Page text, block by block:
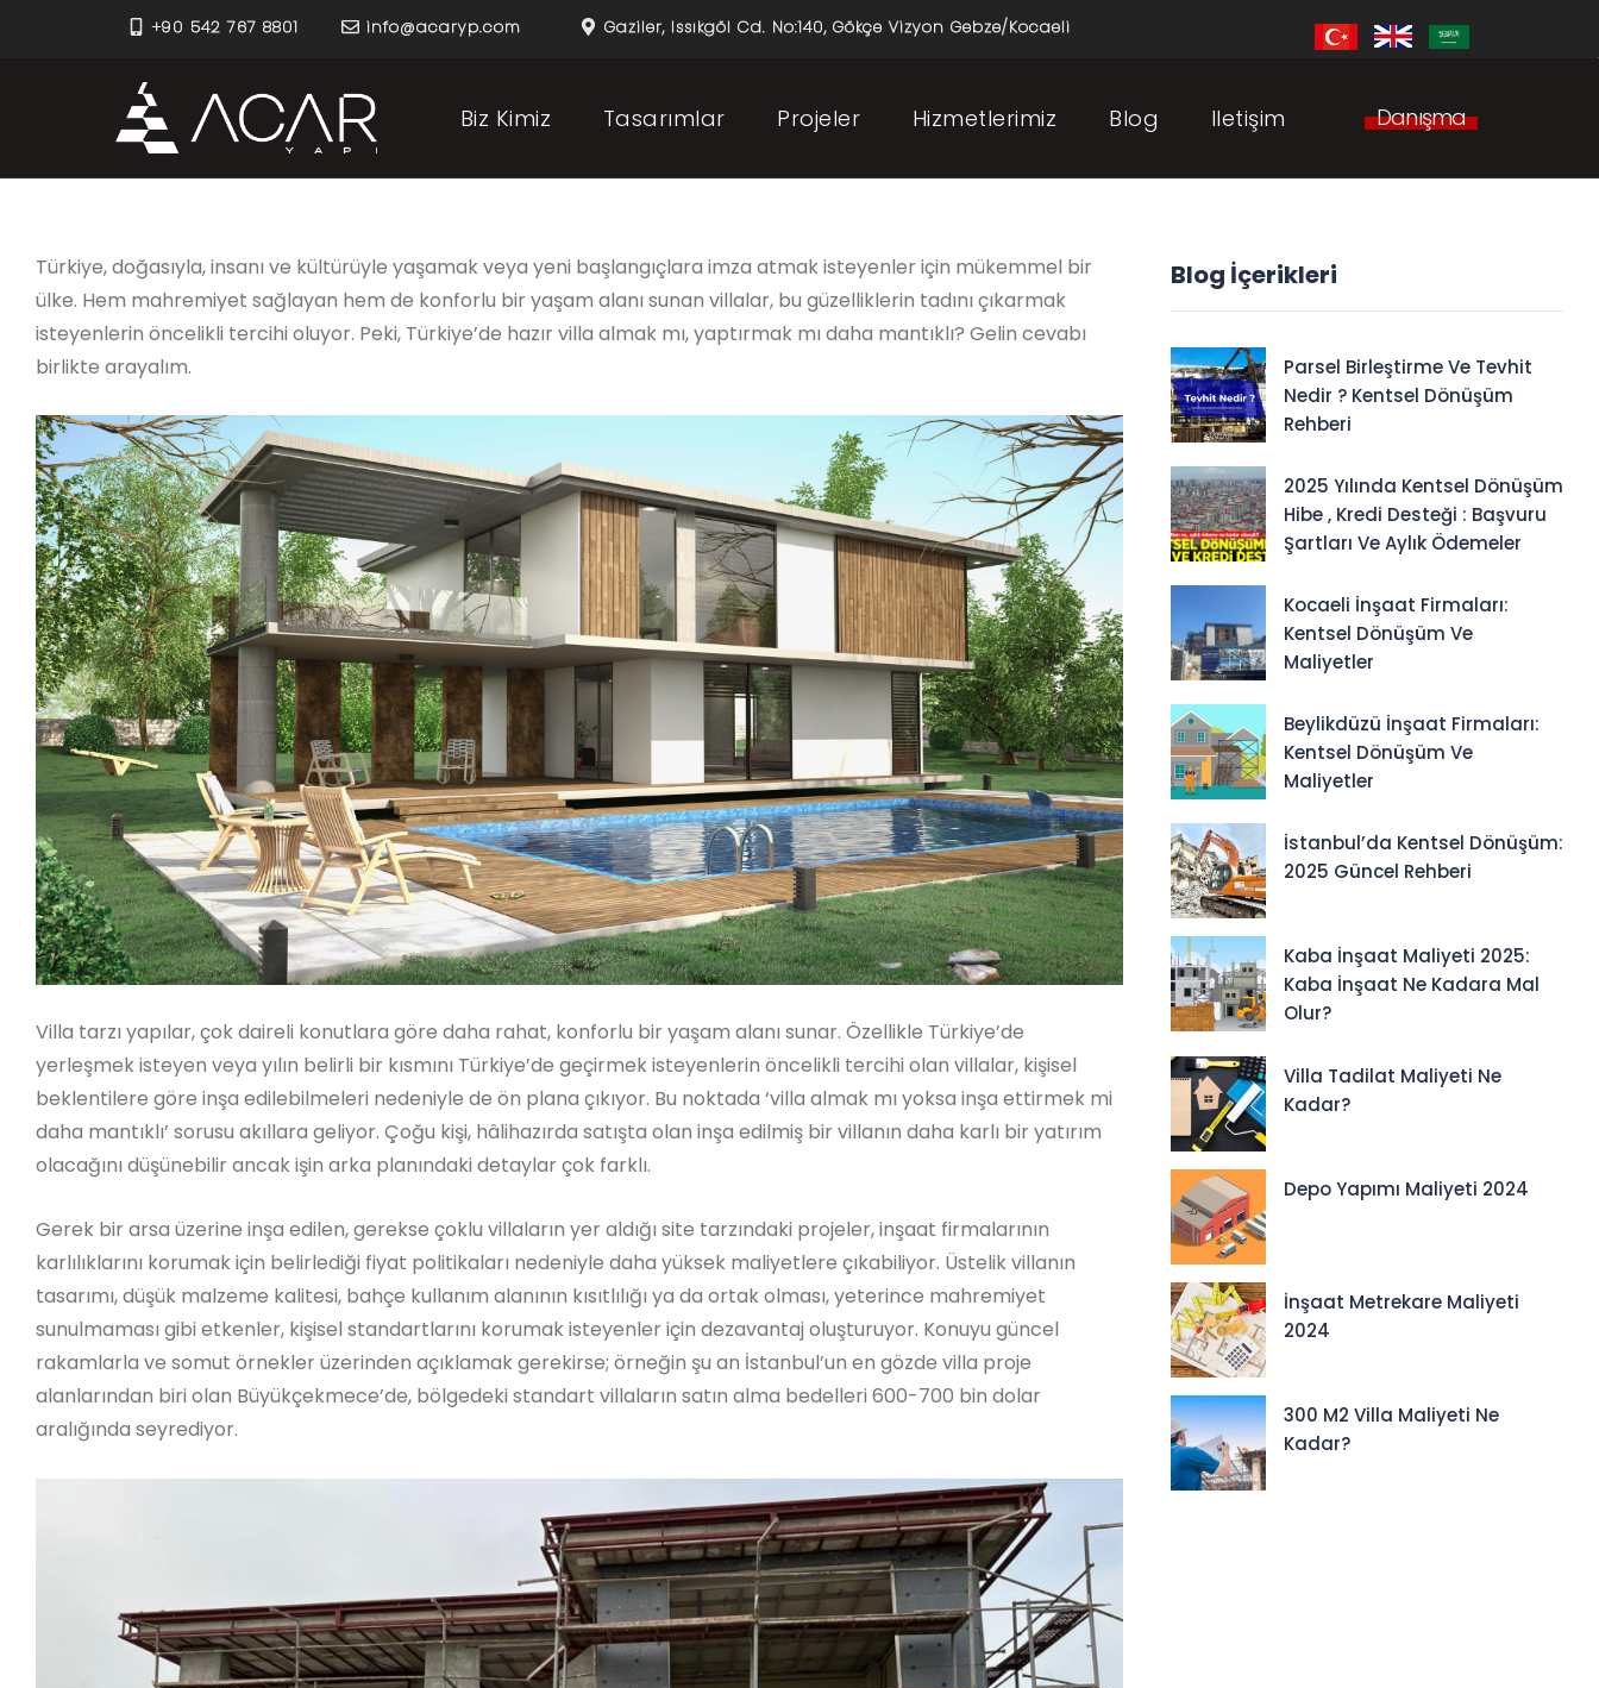
+90 542 767 8801 info@acaryp.com Gaziler, Issıkgöl Cd. No:140, Gökçe Vizyon Gebze/Kocaeli
Biz Kimiz Tasarımlar Projeler Hizmetlerimiz Blog Iletişim Danışma
Türkiye, doğasıyla, insanı ve kültürüyle yaşamak veya yeni başlangıçlara imza atmak isteyenler için mükemmel bir
ülke. Hem mahremiyet sağlayan hem de konforlu bir yaşam alanı sunan villalar, bu güzelliklerin tadını çıkarmak
isteyenlerin öncelikli tercihi oluyor. Peki, Türkiye’de hazır villa almak mı, yaptırmak mı daha mantıklı? Gelin cevabı
birlikte arayalım.
Villa tarzı yapılar, çok daireli konutlara göre daha rahat, konforlu bir yaşam alanı sunar. Özellikle Türkiye’de
yerleşmek isteyen veya yılın belirli bir kısmını Türkiye’de geçirmek isteyenlerin öncelikli tercihi olan villalar, kişisel
beklentilere göre inşa edilebilmeleri nedeniyle de ön plana çıkıyor. Bu noktada ‘villa almak mı yoksa inşa ettirmek mi
daha mantıklı’ sorusu akıllara geliyor. Çoğu kişi, hâlihazırda satışta olan inşa edilmiş bir villanın daha karlı bir yatırım
olacağını düşünebilir ancak işin arka planındaki detaylar çok farklı.
Gerek bir arsa üzerine inşa edilen, gerekse çoklu villaların yer aldığı site tarzındaki projeler, inşaat firmalarının
karlılıklarını korumak için belirlediği fiyat politikaları nedeniyle daha yüksek maliyetlere çıkabiliyor. Üstelik villanın
tasarımı, düşük malzeme kalitesi, bahçe kullanım alanının kısıtlılığı ya da ortak olması, yeterince mahremiyet
sunulmaması gibi etkenler, kişisel standartlarını korumak isteyenler için dezavantaj oluşturuyor. Konuyu güncel
rakamlarla ve somut örnekler üzerinden açıklamak gerekirse; örneğin şu an İstanbul’un en gözde villa proje
alanlarından biri olan Büyükçekmece’de, bölgedeki standart villaların satın alma bedelleri 600-700 bin dolar
aralığında seyrediyor.
Blog İçerikleri
Parsel Birleştirme Ve Tevhit
Nedir ? Kentsel Dönüşüm
Rehberi
2025 Yılında Kentsel Dönüşüm
Hibe , Kredi Desteği : Başvuru
Şartları Ve Aylık Ödemeler
Kocaeli İnşaat Firmaları:
Kentsel Dönüşüm Ve
Maliyetler
Beylikdüzü İnşaat Firmaları:
Kentsel Dönüşüm Ve
Maliyetler
İstanbul’da Kentsel Dönüşüm:
2025 Güncel Rehberi
Kaba İnşaat Maliyeti 2025:
Kaba İnşaat Ne Kadara Mal
Olur?
Villa Tadilat Maliyeti Ne
Kadar?
Depo Yapımı Maliyeti 2024
İnşaat Metrekare Maliyeti
2024
300 M2 Villa Maliyeti Ne
Kadar?